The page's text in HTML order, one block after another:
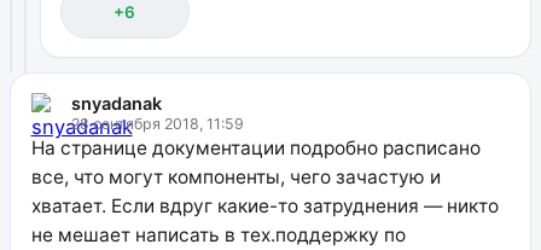
+6
snyadanak
28 сентября 2018, 11:59
На странице документации подробно расписано
все, что могут компоненты, чего зачастую и
хватает. Если вдруг какие-то затруднения — никто
не мешает написать в тех.поддержку по